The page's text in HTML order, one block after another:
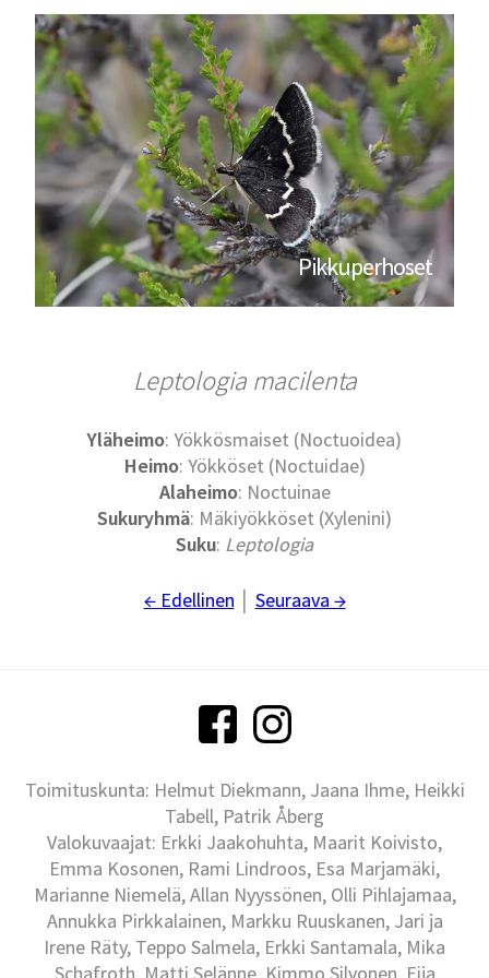
Pikkuperhoset
Leptologia macilenta
Yläheimo: Yökkösmaiset (Noctuoidea)
Heimo: Yökköset (Noctuidae)
Alaheimo: Noctuinae
Sukuryhmä: Mäkiyökköset (Xylenini)
Suku: Leptologia
← Edellinen Seuraava →
Toimituskunta: Helmut Diekmann, Jaana Ihme, Heikki
Tabell, Patrik Åberg
Valokuvaajat: Erkki Jaakohuhta, Maarit Koivisto,
Emma Kosonen, Rami Lindroos, Esa Marjamäki,
Marianne Niemelä, Allan Nyyssönen, Olli Pihlajamaa,
Annukka Pirkkalainen, Markku Ruuskanen, Jari ja
Irene Räty, Teppo Salmela, Erkki Santamala, Mika